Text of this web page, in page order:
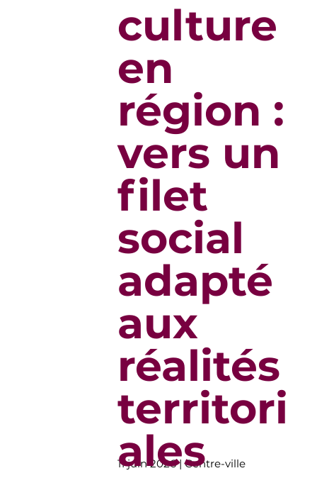
11 juin 2026 | Centre-ville
culture
en
région :
vers un
filet
social
adapté
aux
réalités
territori
ales